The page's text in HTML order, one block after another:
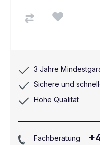
3 Jahre
Sichere und
Hohe Qualität
Fachberatung